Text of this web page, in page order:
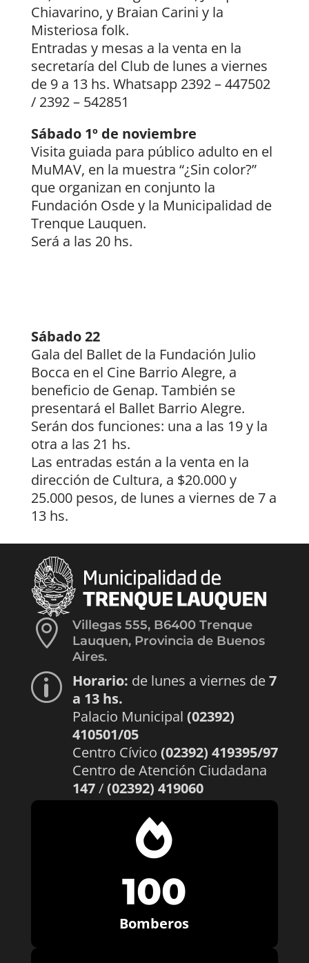
Chiavarino, y Braian Carini y la
Misteriosa folk.
Entradas y mesas a la venta en la
secretaría del Club de lunes a viernes
de 9 a 13 hs. Whatsapp 2392 – 447502
/ 2392 – 542851
Sábado 1º de noviembre
Visita guiada para público adulto en el
MuMAV, en la muestra “¿Sin color?”
que organizan en conjunto la
Fundación Osde y la Municipalidad de
Trenque Lauquen.
Será a las 20 hs.
Sábado 22
Gala del Ballet de la Fundación Julio
Bocca en el Cine Barrio Alegre, a
beneficio de Genap. También se
presentará el Ballet Barrio Alegre.
Serán dos funciones: una a las 19 y la
otra a las 21 hs.
Las entradas están a la venta en la
dirección de Cultura, a $20.000 y
25.000 pesos, de lunes a viernes de 7 a
13 hs.

Villegas 555, B6400 Trenque
Lauquen, Provincia de Buenos
Aires.
p Horario: de lunes a viernes de7
a 13 hs.
Palacio Municipal (02392)
410501/05
Centro Cívico (02392) 419395/97
Centro de Atención Ciudadana
147/(02392) 419060

100
Bomberos